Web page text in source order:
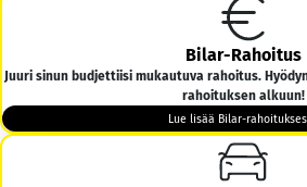
Bilar-Rahoitus
Juuri sinun budjettiisi mukautuva rahoitus.
rahoituksen alkuun!
Lue lisää Bilar-